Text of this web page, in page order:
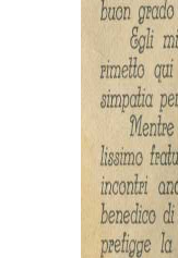
sumažinti
žmogaus ,
dvasininkų